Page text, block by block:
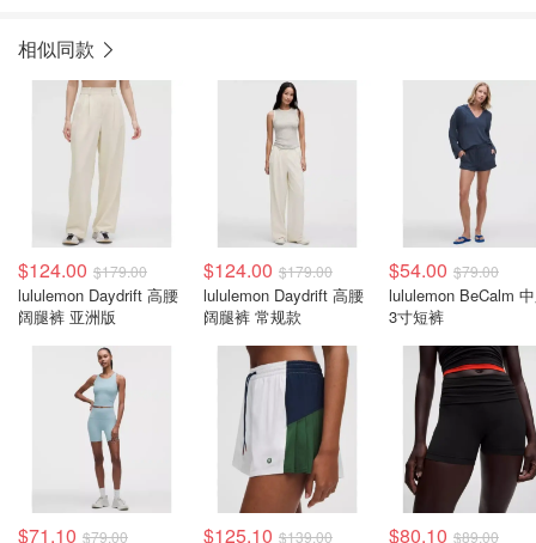
相似同款
$124.00 $179.00
lululemon Daydrift 高腰
阔腿裤 亚洲版
$124.00 $179.00
lululemon Daydrift 高腰
阔腿裤 常规款
$54.00 $79.00
lululemon BeCalm
3寸短裤
$71.10 $79.00 $125.10 $139.00 $80.10 $89.00